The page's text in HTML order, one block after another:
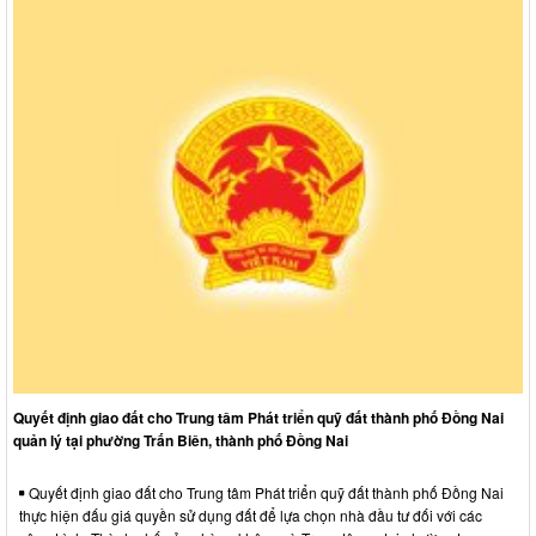
Quyết định giao đất cho Trung tâm Phát triển quỹ đất thành phố Đồng Nai
quản lý tại phường Trấn Biên, thành phố Đồng Nai
Quyết định giao đất cho Trung tâm Phát triển quỹ đất thành phố Đồng Nai
thực hiện đấu giá quyền sử dụng đất để lựa chọn nhà đầu tư đối với các